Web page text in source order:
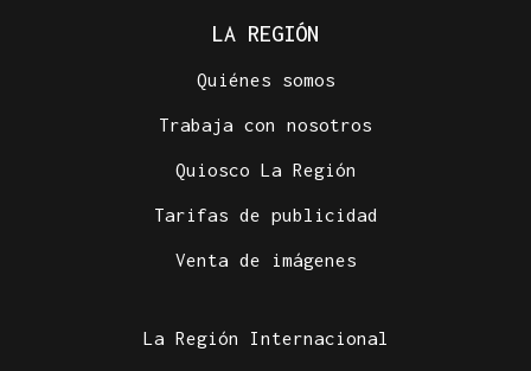
LA REGIÓN
Quiénes somos
Trabaja con nosotros
Quiosco La Región
Tarifas de publicidad
Venta de imágenes
La Región Internacional